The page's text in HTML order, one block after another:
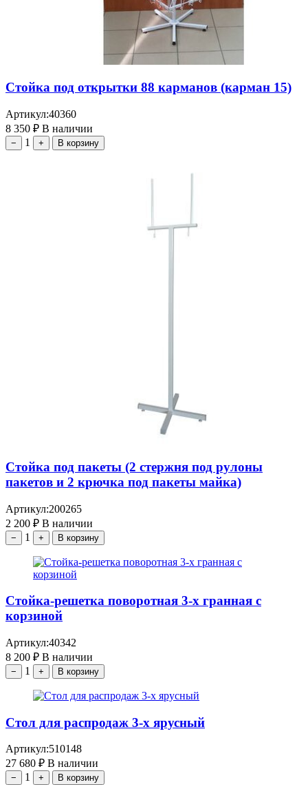
Стойка под открытки 88 карманов (карман 15)
Артикул:40360
8 350 ₽ В наличии
− 1 + В корзину
Стойка под пакеты (2 стержня под рулоны
пакетов и 2 крючка под пакеты майка)
Артикул:200265
2 200 ₽ В наличии
− 1 + В корзину
Стойка-решетка поворотная 3-х гранная с
корзиной
Артикул:40342
8 200 ₽ В наличии
− 1 + В корзину
Стол для распродаж 3-х ярусный
Артикул:510148
27 680 ₽ В наличии
− 1 + В корзину